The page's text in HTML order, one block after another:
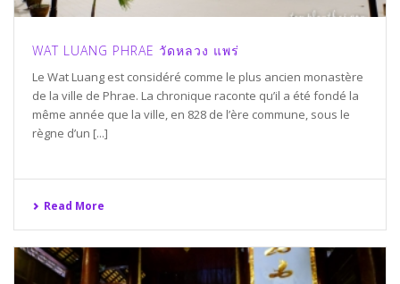
WAT LUANG PHRAE วัดหลวง แพร่
Le Wat Luang est considéré comme le plus ancien monastère
de la ville de Phrae. La chronique raconte qu’il a été fondé la
même année que la ville, en 828 de l’ère commune, sous le
règne d’un [...]
Read More